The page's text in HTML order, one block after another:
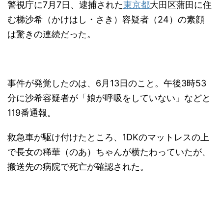
警視庁に7月7日、逮捕された東京都大田区蒲田に住
む梯沙希（かけはし・さき）容疑者（24）の素顔
は驚きの連続だった。
事件が発覚したのは、6月13日のこと。午後3時53
分に沙希容疑者が「娘が呼吸をしていない」などと
119番通報。
救急車が駆け付けたところ、1DKのマットレスの上
で長女の稀華（のあ）ちゃんが横たわっていたが、
搬送先の病院で死亡が確認された。